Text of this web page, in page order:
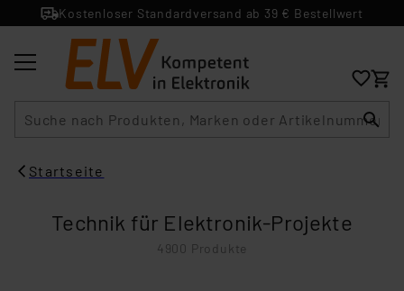
Kostenloser Standardversand ab 39 € Bestellwert
Startseite
Technik für Elektronik-Projekte
4900 Produkte